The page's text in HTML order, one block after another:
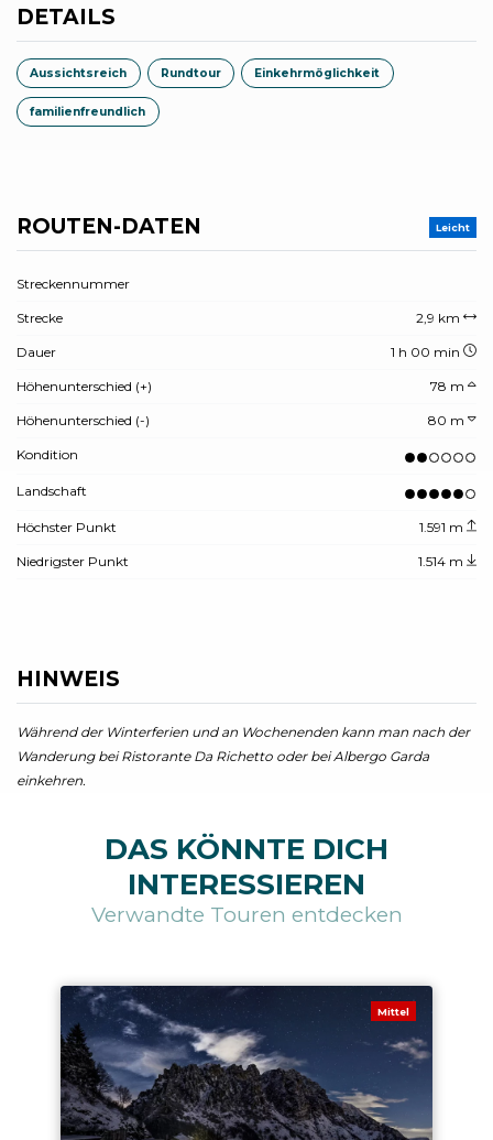
DETAILS
Aussichtsreich Rundtour Einkehrmöglichkeit
familienfreundlich
ROUTEN-DATEN Leicht
Streckennummer
Strecke 2,9 km
Dauer 1 h 00 min
Höhenunterschied (+) 78 m
Höhenunterschied (-) 80 m
Kondition
Landschaft
Höchster Punkt 1.591 m
Niedrigster Punkt 1.514 m
HINWEIS
Während der Winterferien und an Wochenenden kann man nach der
Wanderung bei Ristorante Da Richetto oder bei Albergo Garda
einkehren.
DAS KÖNNTE DICH
INTERESSIEREN
Verwandte Touren entdecken
Mittel